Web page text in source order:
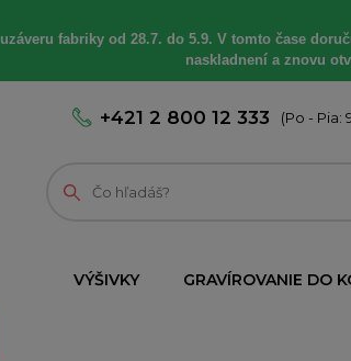
fabriky od 28.7. do 5.9. V tomto čase
naskladnení a znovu
+421 2 800 12 333 (Po - Pia:
VÝŠIVKY GRAVÍROVANIE DO